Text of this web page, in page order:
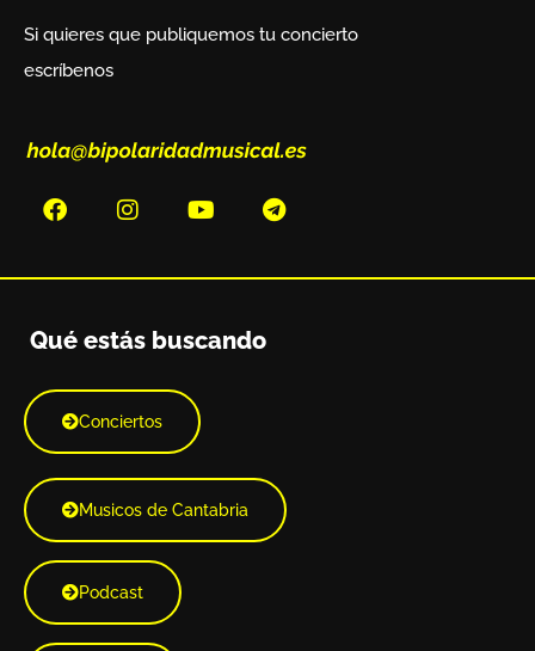
Si quieres que publiquemos tu concierto
escríbenos
Qué estás buscando
Conciertos
Musicos de Cantabria
Podcast